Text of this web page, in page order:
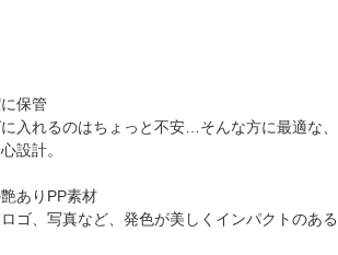
保管
入れるのはちょっと不安…そんな方に最適な、
設計。
ありPP素材
ゴ、写真など、発色が美しくインパクトのある